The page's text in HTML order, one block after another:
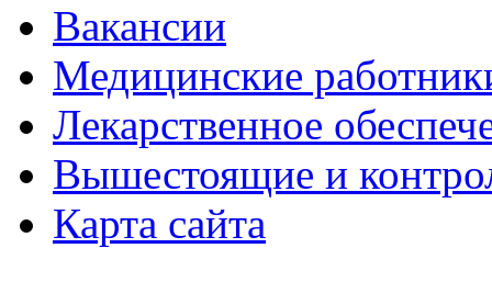
Вакансии
Медицинские
Лекарственное
Вышестоящие и
Карта сайта